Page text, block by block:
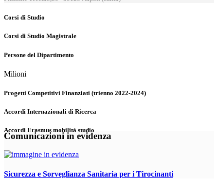
Corsi di Studio
Corsi di Studio Magistrale
Persone del Dipartimento
Milioni
Progetti Competitivi Finanziati (trienno 2022-2024)
Accordi Internazionali di Ricerca
Accordi Erasmus mobilità studio
Comunicazioni in evidenza
Sicurezza e Sorveglianza Sanitaria per i Tirocinanti